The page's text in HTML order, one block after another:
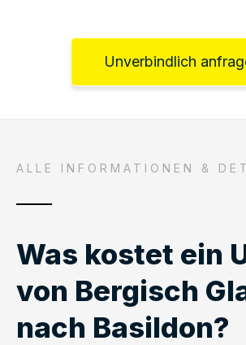
Unverbindlich
ALLE INFORMATIONEN &
Was kostet ein
von Bergisch
nach Basildon?